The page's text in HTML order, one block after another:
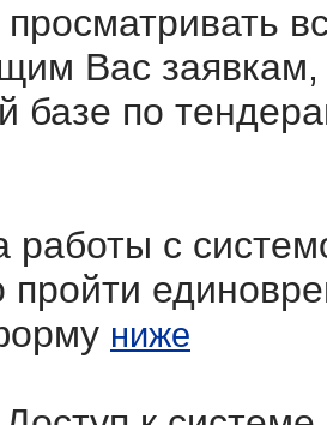
Вас
базе по
работы с
пройти
ниже